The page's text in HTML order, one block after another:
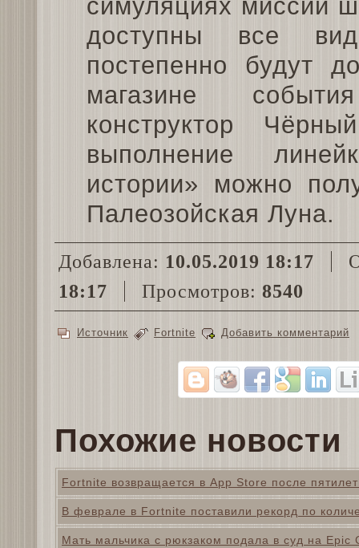
симуляциях миссий
доступны все
постепенно будут
магазине
конструктор
выполнение
истории» можно
Палеозойская Луна.
Добавлена: 10.05.2019 18:17
18:17
Просмотров: 8540
Источник Fortnite Добавить комментарий
Похожие новости
Fortnite возвращается в App Store после
В феврале в Fortnite поставили рекорд по
Мать мальчика с рюкзаком подала в суд на Epic